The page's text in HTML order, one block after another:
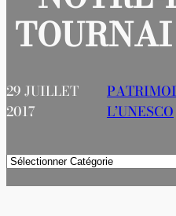
29 JUILLET
2017
L’UNESCO
Catégories